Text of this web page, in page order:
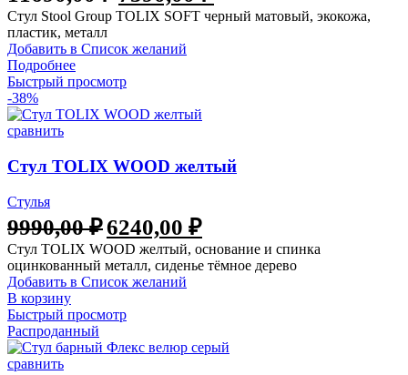
Стул Stool Group TOLIX SOFT черный матовый, экокожа,
пластик, металл
Добавить в Список желаний
Подробнее
Быстрый просмотр
-38%
сравнить
Стул TOLIX WOOD желтый
Стулья
9990,00₽6240,00 ₽
Стул TOLIX WOOD желтый, основание и спинка
оцинкованный металл, сиденье тёмное дерево
Добавить в Список желаний
В корзину
Быстрый просмотр
Распроданный
сравнить